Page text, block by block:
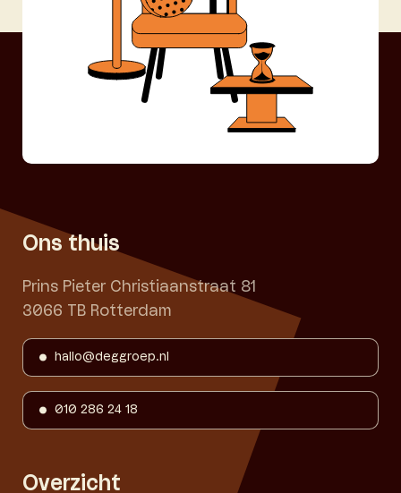
Ons thuis
Prins Pieter Christiaanstraat 81
3066 TB Rotterdam
hallo@deggroep.nl
010 286 24 18
Overzicht